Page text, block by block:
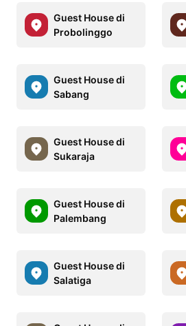
Guest House di
Probolinggo
Guest House di
Sabang
Guest House di
Sukaraja
Guest House di
Palembang
Guest House di
Salatiga